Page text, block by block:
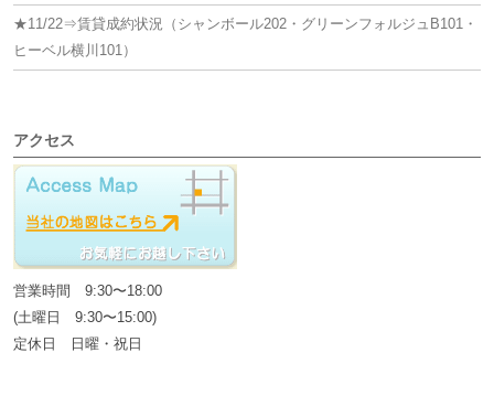
★11/22⇒賃貸成約状況（シャンボール202・グリーンフォルジュB101・
ヒーベル横川101）
アクセス
営業時間 9:30〜18:00
(土曜日 9:30〜15:00)
定休日 日曜・祝日